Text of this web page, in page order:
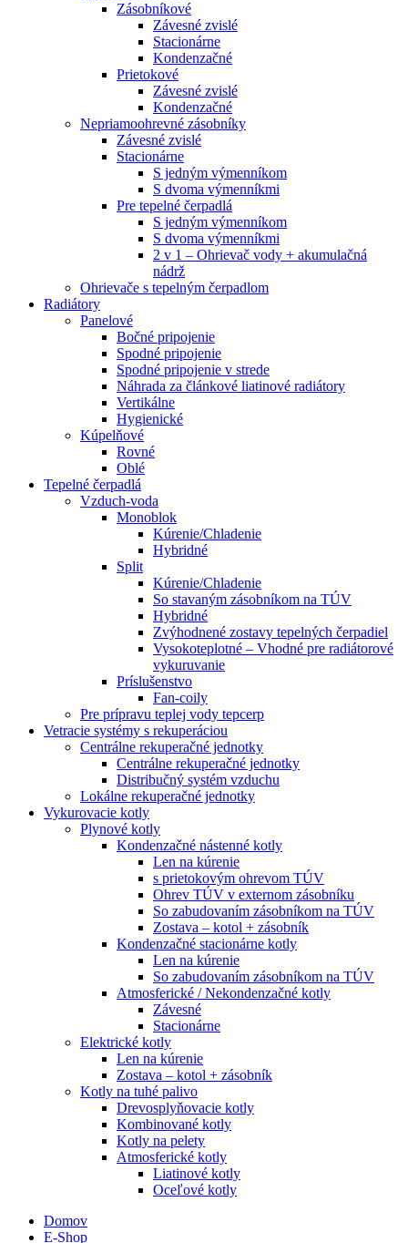
Zásobníkové
Závesné zvislé
Stacionárne
Kondenzačné
Prietokové
Závesné zvislé
Kondenzačné
Nepriamoohrevné zásobníky
Závesné zvislé
Stacionárne
S jedným výmenníkom
S dvoma výmenníkmi
Pre tepelné čerpadlá
S jedným výmenníkom
S dvoma výmenníkmi
2 v 1 – Ohrievač vody + akumulačná
nádrž
Ohrievače s tepelným čerpadlom
Radiátory
Panelové
Bočné pripojenie
Spodné pripojenie
Spodné pripojenie v strede
Náhrada za článkové liatinové radiátory
Vertikálne
Hygienické
Kúpelňové
Rovné
Oblé
Tepelné čerpadlá
Vzduch-voda
Monoblok
Kúrenie/Chladenie
Hybridné
Split
Kúrenie/Chladenie
So stavaným zásobníkom na TÚV
Hybridné
Zvýhodnené zostavy tepelných čerpadiel
Vysokoteplotné – Vhodné pre radiátorové
vykuruvanie
Príslušenstvo
Fan-coily
Pre prípravu teplej vody tepcerp
Vetracie systémy s rekuperáciou
Centrálne rekuperačné jednotky
Centrálne rekuperačné jednotky
Distribučný systém vzduchu
Lokálne rekuperačné jednotky
Vykurovacie kotly
Plynové kotly
Kondenzačné nástenné kotly
Len na kúrenie
s prietokovým ohrevom TÚV
Ohrev TÚV v externom zásobníku
So zabudovaním zásobníkom na TÚV
Zostava – kotol + zásobník
Kondenzačné stacionárne kotly
Len na kúrenie
So zabudovaním zásobníkom na TÚV
Atmosferické / Nekondenzačné kotly
Závesné
Stacionárne
Elektrické kotly
Len na kúrenie
Zostava – kotol + zásobník
Kotly na tuhé palivo
Drevosplyňovacie kotly
Kombinované kotly
Kotly na pelety
Atmosferické kotly
Liatinové kotly
Oceľové kotly
Domov
E-Shop